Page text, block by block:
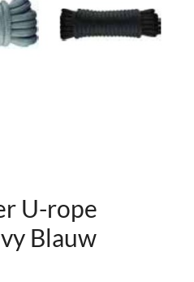
U-rope
Blauw